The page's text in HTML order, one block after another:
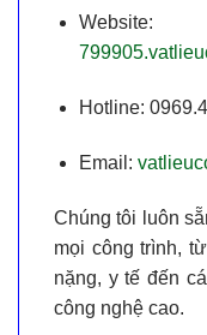
Website:
Hotline:
Email:
Chúng tôi luôn
mọi công trình,
nặng, y tế đến
công nghệ cao.